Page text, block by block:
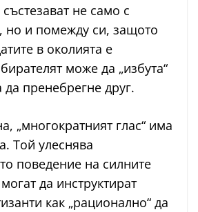
не само с
но и помежду си, защото
в околията е
може да „избута“
да пренебрегне друг.
„многократният глас“ има
Той улеснява
поведение на силните
да инструктират
как „рационално“ да